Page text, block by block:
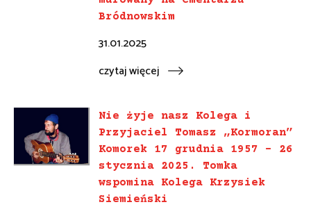
Bródnowskim
31.01.2025
czytaj więcej
Nie żyje nasz Kolega i
Przyjaciel Tomasz „Kormoran”
Komorek 17 grudnia 1957 – 26
stycznia 2025. Tomka
wspomina Kolega Krzysiek
Siemieński